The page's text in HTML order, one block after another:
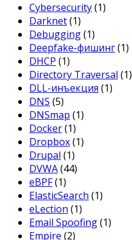
Cybersecurity(1)
Darknet(1)
Debugging(1)
Deepfake-фишинг(1)
DHCP (1)
Directory Traversal (1)
DLL-инъекция (1)
DNS (5)
DNSmap (1)
Docker(1)
Dropbox(1)
Drupal (1)
DVWA(44)
eBPF(1)
ElasticSearch (1)
eLection (1)
Email Spoofing(1)
Empire (2)